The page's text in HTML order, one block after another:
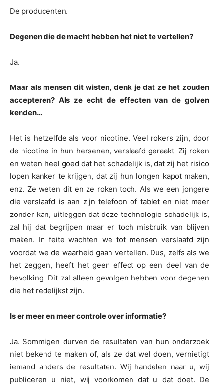
De producenten.
Degenen die de macht hebben het niet te vertellen?
Ja.
Maar als mensen dit wisten, denk je dat ze het zouden
accepteren? Als ze echt de effecten van de golven
kenden…
Het is hetzelfde als voor nicotine. Veel rokers zijn, door
de nicotine in hun hersenen, verslaafd geraakt. Zij roken
en weten heel goed dat het schadelijk is, dat zij het risico
lopen kanker te krijgen, dat zij hun longen kapot maken,
enz. Ze weten dit en ze roken toch. Als we een jongere
die verslaafd is aan zijn telefoon of tablet en niet meer
zonder kan, uitleggen dat deze technologie schadelijk is,
zal hij dat begrijpen maar er toch misbruik van blijven
maken. In feite wachten we tot mensen verslaafd zijn
voordat we de waarheid gaan vertellen. Dus, zelfs als we
het zeggen, heeft het geen effect op een deel van de
bevolking. Dit zal alleen gevolgen hebben voor degenen
die het redelijkst zijn.
Is er meer en meer controle over informatie?
Ja. Sommigen durven de resultaten van hun onderzoek
niet bekend te maken of, als ze dat wel doen, vernietigt
iemand anders de resultaten. Wij handelen naar u, wij
publiceren u niet, wij voorkomen dat u dat doet. De